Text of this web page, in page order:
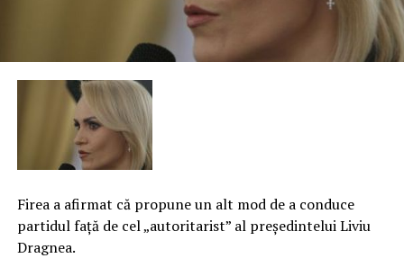
Firea a afirmat că propune un alt mod de a conduce
partidul faţă de cel „autoritarist” al preşedintelui Liviu
Dragnea.